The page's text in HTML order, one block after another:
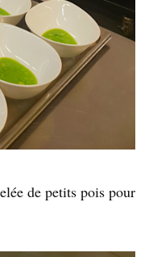
de petits pois pour